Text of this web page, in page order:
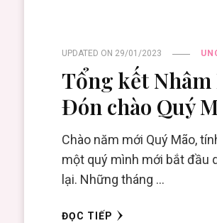
UPDATED ON 29/01/2023
Tổng kết Nhâm
Đón chào Quý
Chào năm mới Quý Mão,
một quý mình mới bắt đầu
lại. Những tháng …
ĐỌC TIẾP